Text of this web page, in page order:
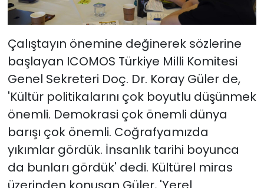
Çalıştayın önemine değinerek sözlerine
başlayan ICOMOS Türkiye Milli Komitesi
Genel Sekreteri Doç. Dr. Koray Güler de,
'Kültür politikalarını çok boyutlu düşünmek
önemli. Demokrasi çok önemli dünya
barışı çok önemli. Coğrafyamızda
yıkımlar gördük. İnsanlık tarihi boyunca
da bunları gördük' dedi. Kültürel miras